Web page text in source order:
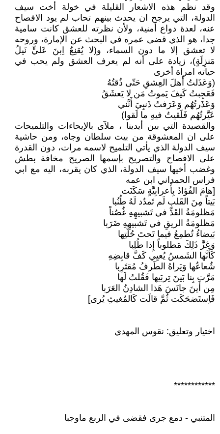
وقد نظم هذه الاشعار القليلة في خولة أخت سيف
الدولة، التي يرجح ان يحدث بينهم تحاب لم يود الافصاح
عنه، لعدة دواع أمنية، ولأن نظرته للعشق كانت سامية
جدا، هو الذي قضى عمره في البحث عن الإمارة، وروحه
لا تعشق إلا ما دون السماء، و(لا يُقنِعُ اِبنَ عَليٍّ نَيلُ
مَنزِلَةٍ)، زيادة على أنه لم يعرف العشق ولم يحب في
حياته امراة أخرى
(وَعَذَلتُ أَهلَ العِشقِ حَتّى ذُقتُهُ
فَعَجِبتُ كَيفَ يَموتُ مَن لا يَعشَقُ
وَعَذَرتُهُم وَعَرَفتُ ذَنبِيَ أَنَّني
عَيَّرتُهُم فَلَقيتُ فيهِ ما لَقوا)
والقصيدة التي بين أيدينا ، ملآى بالإيحاءات والتلميحات
على ان المعشوقة من بيت سلطان وجاه، ومن حاشية
سيف الدولة الذي يأتي التلميح لاسمه مرات، دون القدرة
على الافصاح والتصريح بإسمها الصريح مخافة بطش
وغضب أخيها سيف الدولة، الذي كان يقربه، اليه مع ابي
فراس الحمداني ابن عمه
[هامَ الفُؤادُ بِأَعرابِيَّةٍ سَكَنَت
بَيتاً مِنَ القَلبِ لَم تَمدُد لَهُ طُنُبا
مَظلومَةُ القَدِّ في تَشبيهِهِ غُصُناً
مَظلومَةُ الريقِ في تَشبيهِهِ ضَرَبا
بَيضاءُ تُطمِعُ فيما تَحتَ حُلَّتِها
وَعَزَّ ذَلِكَ مَطلوباً إِذا طُلِبا
كَأَنَّها الشَمسُ يُعيِي كَفَّ قابِضِهِ
شُعاعُها وَيَراهُ الطَرفُ مُقتَرِبا
مَرَّت بِنا بَينَ تِربَيها فَقُلتُ لَها
مِن أَينَ جانَسَ هَذا الشادِنُ العَرَبا
فَاِستَضحَكَت ثُمَّ قالَت كَالمُغيثِ يُرى]
اختيار وتعليق: نقوس المهدي
************
المتنبي - دمع جرى فقضى في الربع ماوجبا